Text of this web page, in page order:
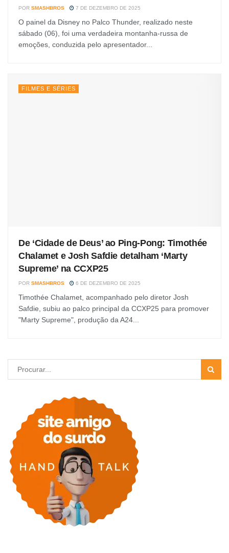
POR SMASHBROS 7 DE DEZEMBRO DE 2025
O painel da Disney no Palco Thunder, realizado neste
sábado (06), foi uma verdadeira montanha-russa de
emoções, conduzida pelo apresentador...
FILMES E SÉRIES
De ‘Cidade de Deus’ ao Ping-Pong: Timothée
Chalamet e Josh Safdie detalham ‘Marty
Supreme’ na CCXP25
POR SMASHBROS 6 DE DEZEMBRO DE 2025
Timothée Chalamet, acompanhado pelo diretor Josh
Safdie, subiu ao palco principal da CCXP25 para promover
"Marty Supreme", produção da A24...